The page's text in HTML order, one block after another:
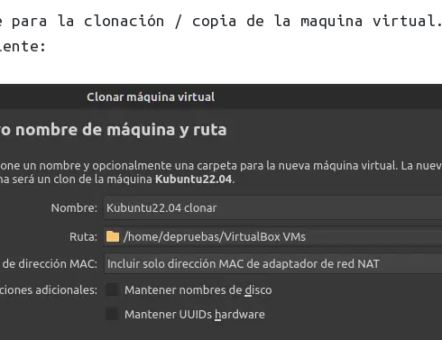
para la clonación / copia de la maquina virtual.